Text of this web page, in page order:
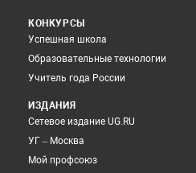
КОНКУРСЫ
Успешная школа
Образовательные технологии
Учитель года России
ИЗДАНИЯ
Сетевое издание UG.RU
УГ – Москва
Мой профсоюз